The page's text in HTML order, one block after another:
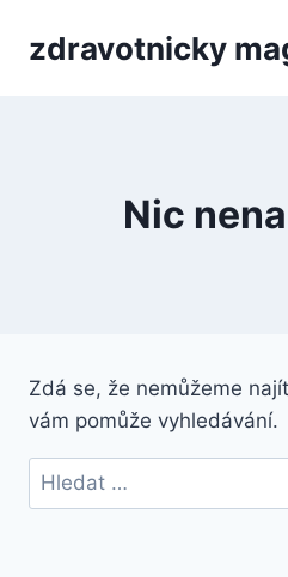
zdravotnicky
Nic
Zdá se, že nemůžeme
vám pomůže vyhledávání.
Vyhledávání